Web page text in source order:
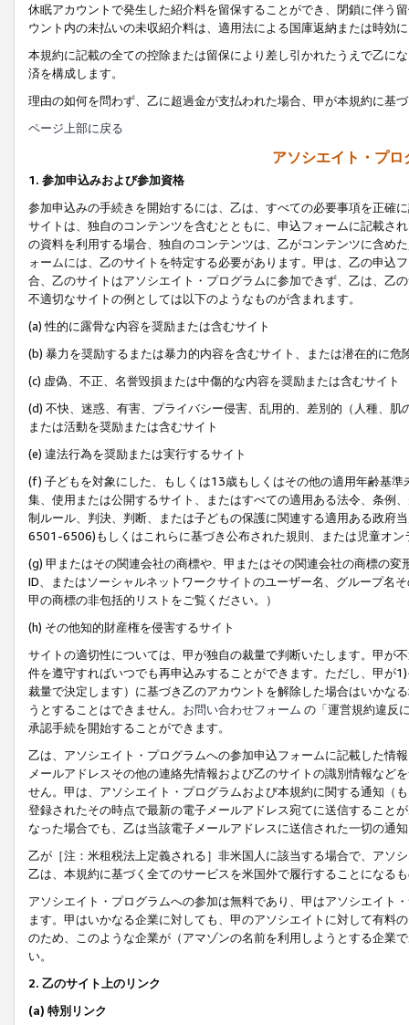
休眠アカウントで発生した紹介料を留保することができ、閉鎖に伴う
ウント内の未払いの未収紹介料は、適用法による国庫返納または時効
本規約に記載の全ての控除または留保により差し引かれたうえで乙に
済を構成します。
理由の如何を問わず、乙に超過金が支払われた場合、甲が本規約に基
ページ上部に戻る
アソシエイト・プ
1. 参加申込みおよび参加資格
参加申込みの手続きを開始するには、乙は、すべての必要事項を正確
サイトは、独自のコンテンツを含むとともに、申込フォームに記載さ
の資料を利用する場合、独自のコンテンツは、乙がコンテンツに含め
ォームには、乙のサイトを特定する必要があります。甲は、乙の申込
合、乙のサイトはアソシエイト・プログラムに参加できず、乙は、乙
不適切なサイトの例としては以下のようなものが含まれます。
(a) 性的に露骨な内容を奨励または含むサイト
(b) 暴力を奨励するまたは暴力的内容を含むサイト、または潜在的に
(c) 虚偽、不正、名誉毀損または中傷的な内容を奨励または含むサイト
(d) 不快、迷惑、有害、プライバシー侵害、乱用的、差別的（人種、
または活動を奨励または含むサイト
(e) 違法行為を奨励または実行するサイト
(f) 子どもを対象にした、もしくは13歳もしくはその他の適用年齢基
集、使用または公開するサイト、またはすべての適用ある法令、条例
制ルール、判決、判断、または子どもの保護に関連する適用ある政府
6501-6506)もしくはこれらに基づき公布された規則、または児童オン
(g) 甲またはその関連会社の商標や、甲またはその関連会社の商標の
ID、またはソーシャルネットワークサイトのユーザー名、グループ名
甲の商標の非包括的リストをご覧ください。）
(h) その他知的財産権を侵害するサイト
サイトの適切性については、甲が独自の裁量で判断いたします。甲が
件を遵守すればいつでも再申込みすることができます。ただし、甲が
裁量で決定します）に基づき乙のアカウントを解除した場合はいかな
うとすることはできません。 お問い合わせフォーム の「運営規約違反
承認手続を開始することができます。
乙は、アソシエイト・プログラムへの参加申込フォームに記載した情
メールアドレスその他の連絡先情報および乙のサイトの識別情報など
せん。甲は、アソシエイト・プログラムおよび本規約に関する通知（
登録されたその時点で最新の電子メールアドレス宛てに送信すること
なった場合でも、乙は当該電子メールアドレスに送信された一切の通
乙が［注：米租税法上定義される］非米国人に該当する場合で、アソ
乙は、本規約に基づく全てのサービスを米国外で履行することになる
アソシエイト・プログラムへの参加は無料であり、甲はアソシエイト
ます。甲はいかなる企業に対しても、甲のアソシエイトに対して有料
のため、このような企業が（アマゾンの名前を利用しようとする企業
い。
2. 乙のサイト上のリンク
(a) 特別リンク